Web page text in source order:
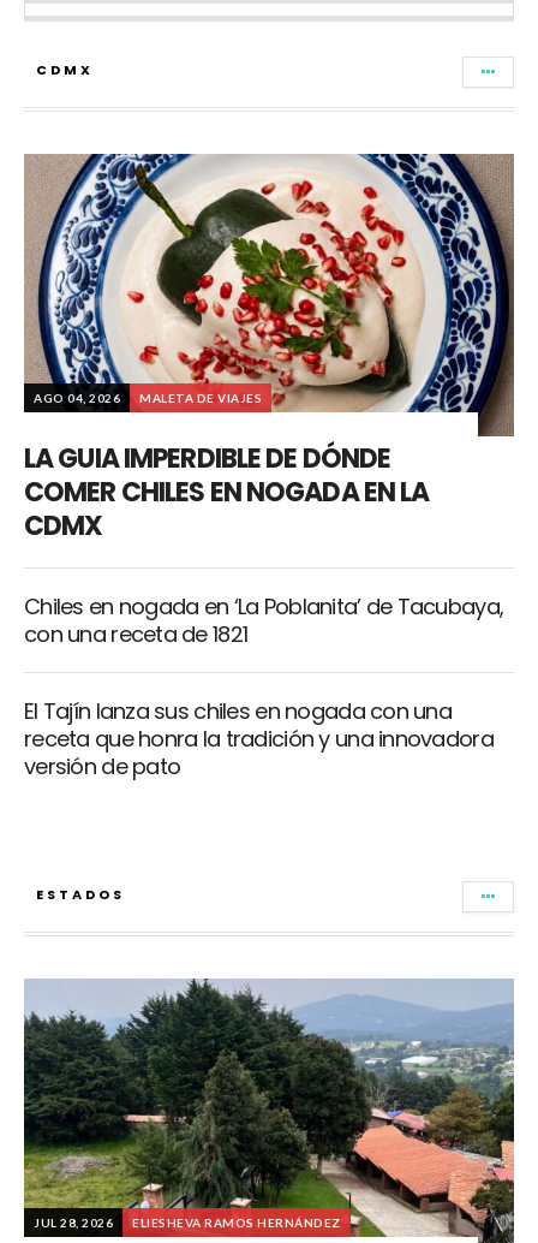
CDMX
AGO 04, 2026 MALETA DE VIAJES
LA GUIA IMPERDIBLE DE DÓNDE
COMER CHILES EN NOGADA EN LA
CDMX
Chiles en nogada en ‘La Poblanita’ de Tacubaya,
con una receta de 1821
El Tajín lanza sus chiles en nogada con una
receta que honra la tradición y una innovadora
versión de pato
ESTADOS
JUL 28, 2026 ELIESHEVA RAMOS HERNÁNDEZ